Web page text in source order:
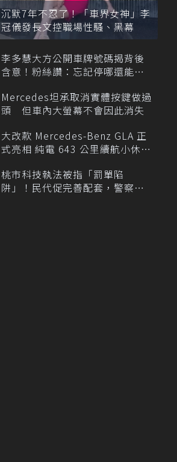
沉默7年不忍了！「車界女神」李
冠儀發長文控職場性騷、黑幕
李多慧大方公開車牌號碼揭背後
含意！粉絲讚：忘記停哪還能幫
Mercedes坦承取消實體按鍵做過
頭 但車內大螢幕不會因此消失
大改款 Mercedes-Benz GLA 正
式亮相 純電 643 公里續航小休
桃市科技執法被指「罰單陷
阱」！民代促完善配套，警察局